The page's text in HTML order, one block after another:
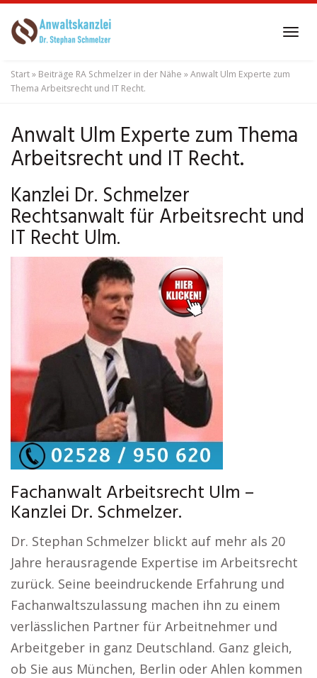
to
content
Start» Beiträge RA Schmelzer in der Nähe »Anwalt Ulm Experte zum
Thema Arbeitsrecht und IT Recht.
Anwalt Ulm Experte zum Thema
Arbeitsrecht und IT Recht.
Kanzlei Dr. Schmelzer
Rechtsanwalt für Arbeitsrecht und
IT Recht Ulm.
Fachanwalt Arbeitsrecht Ulm –
Kanzlei Dr. Schmelzer.
Dr. Stephan Schmelzer blickt auf mehr als 20
Jahre herausragende Expertise im Arbeitsrecht
zurück. Seine beeindruckende Erfahrung und
Fachanwaltszulassung machen ihn zu einem
verlässlichen Partner für Arbeitnehmer und
Arbeitgeber in ganz Deutschland. Ganz gleich,
ob Sie aus München, Berlin oder Ahlen kommen